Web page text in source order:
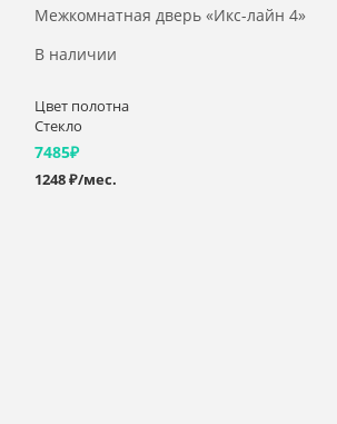
Межкомнатная дверь «Икс-лайн 4»
В наличии
Цвет полотна
Стекло
7485₽
1248 ₽/мес.